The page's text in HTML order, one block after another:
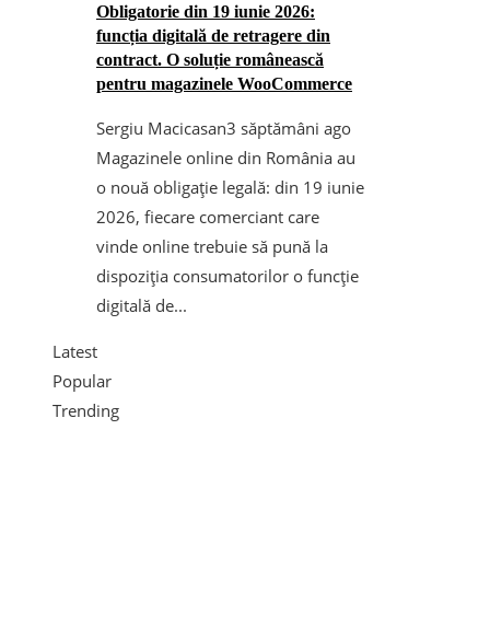
Obligatorie din 19 iunie 2026:
funcția digitală de retragere din
contract. O soluție românească
pentru magazinele WooCommerce
Sergiu Macicasan3 săptămâni ago
Magazinele online din România au
o nouă obligație legală: din 19 iunie
2026, fiecare comerciant care
vinde online trebuie să pună la
dispoziția consumatorilor o funcție
digitală de...
Latest
Popular
Trending